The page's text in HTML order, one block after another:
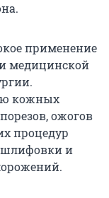
применение
медицинской
кожных
ожогов
процедур
шлифовки и